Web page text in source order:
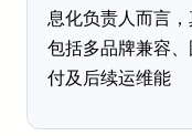
息化负责人而言
包括多品牌兼容
付及后续运维能